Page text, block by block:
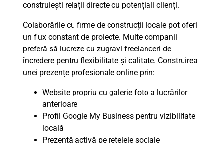
construiești relații directe cu potențiali clienți.
Colaborările cu firme de construcții locale pot oferi
un flux constant de proiecte. Multe companii
preferă să lucreze cu zugravi freelanceri de
încredere pentru flexibilitate și calitate. Construirea
unei prezențe profesionale online prin:
Website propriu cu galerie foto a lucrărilor
anterioare
Profil Google My Business pentru vizibilitate
locală
Prezență activă pe rețelele sociale